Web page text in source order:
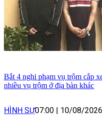
Bắt 4 nghi phạm vụ trộm cắp
nhiều vụ trộm ở địa bàn khác
HÌNH SỰ07:00 10/08/2026